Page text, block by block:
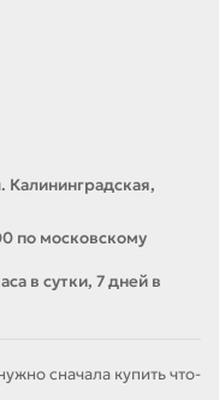
Калининградская,
по московскому
в сутки, 7 дней в
сначала купить что-